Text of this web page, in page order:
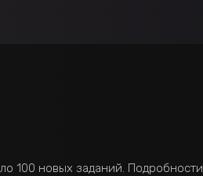
100 новых заданий. Подробности